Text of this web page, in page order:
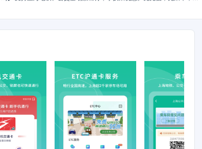
，一卡在手，畅游上海。为国内外游客提供便捷服务体验。【IP文创
日常体验上海交通卡APP，让您的公共交通、驾车出行更简单、更便